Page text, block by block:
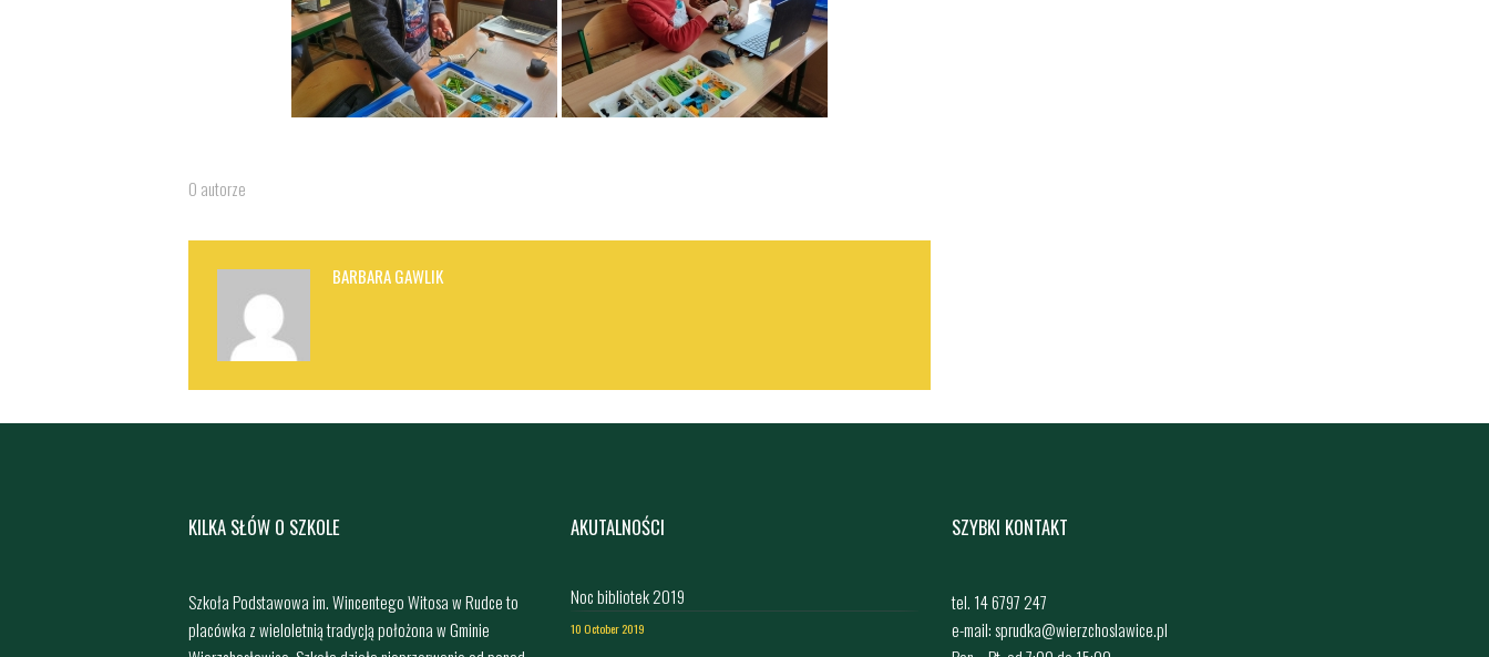
O autorze
BARBARA GAWLIK
KILKA SŁÓW O SZKOLE
Szkoła Podstawowa im. Wincentego Witosa w Rudce to
placówka z wieloletnią tradycją położona w Gminie
AKUTALNOŚCI
Noc bibliotek 2019
10 October 2019
SZYBKI KONTAKT
tel. 14 6797 247
e-mail: sprudka@wierzchoslawice.pl